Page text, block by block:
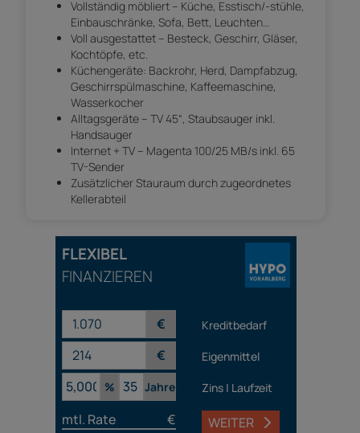
Vollständig möbliert – Küche, Esstisch/-stühle,
Einbauschränke, Sofa, Bett, Leuchten…
Voll ausgestattet – Besteck, Geschirr, Gläser,
Kochtöpfe, etc.
Küchengeräte: Backrohr, Herd, Dampfabzug,
Geschirrspülmaschine, Kaffeemaschine,
Wasserkocher
Alltagsgeräte – TV 45“, Staubsauger inkl.
Handsauger
Internet + TV – Magenta 100/25 MB/s inkl. 65
TV-Sender
Zusätzlicher Stauraum durch zugeordnetes
Kellerabteil
FLEXIBEL
FINANZIEREN
€ Kreditbedarf
€
Eigenmittel
%
Jahre Zins | Laufzeit
mtl. Rate € WEITER